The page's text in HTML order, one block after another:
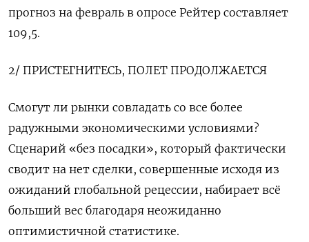
прогноз на февраль в опросе Рейтер составляет
109,5.
2/ ПРИСТЕГНИТЕСЬ, ПОЛЕТ ПРОДОЛЖАЕТСЯ
Смогут ли рынки совладать со все более
радужными экономическими условиями?
Сценарий «без посадки», который фактически
сводит на нет сделки, совершенные исходя из
ожиданий глобальной рецессии, набирает всё
больший вес благодаря неожиданно
оптимистичной статистике.